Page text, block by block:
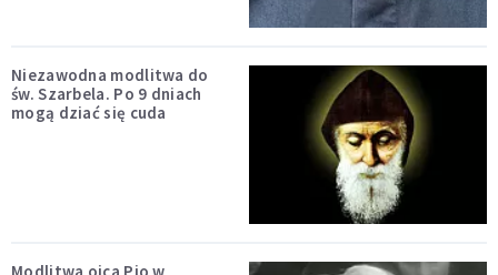
Niezawodna modlitwa do
św. Szarbela. Po 9 dniach
mogą dziać się cuda
Modlitwa ojca Pio w